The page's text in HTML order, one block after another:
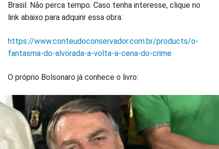
Brasil. Não perca tempo. Caso tenha interesse, clique no
link abaixo para adquirir essa obra:
https://www.conteudoconservador.com.br/products/o-
fantasma-do-alvorada-a-volta-a-cena-do-crime
O próprio Bolsonaro já conhece o livro: